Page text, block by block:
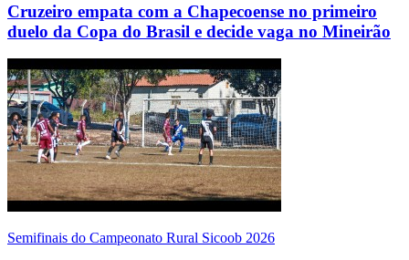
Cruzeiro empata com a Chapecoense no primeiro
duelo da Copa do Brasil e decide vaga no Mineirão
Semifinais do Campeonato Rural Sicoob 2026